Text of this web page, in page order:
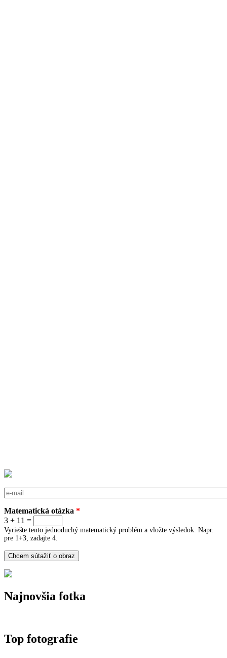
E-mail
Matematická otázka *
3 + 11 =
Vyriešte tento jednoduchý matematický problém a vložte výsledok. Napr.
pre 1+3, zadajte 4.
Najnovšia fotka
Top fotografie